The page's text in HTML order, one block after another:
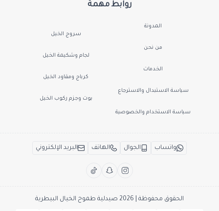
روابط مهمة
المدونة
من نحن
الخدمات
سياسة الاستبدال والاسترجاع
سياسة الاستخدام والخصوصية
سروج الخيل
لجام وشكيمة الخيل
كرباج ومقاود الخيل
بوت وجزم ركوب الخيل
واتساب الجوال الهاتف البريد الإلكتروني
الحقوق محفوظة | 2026 صيدلية طموح الخيال البيطرية